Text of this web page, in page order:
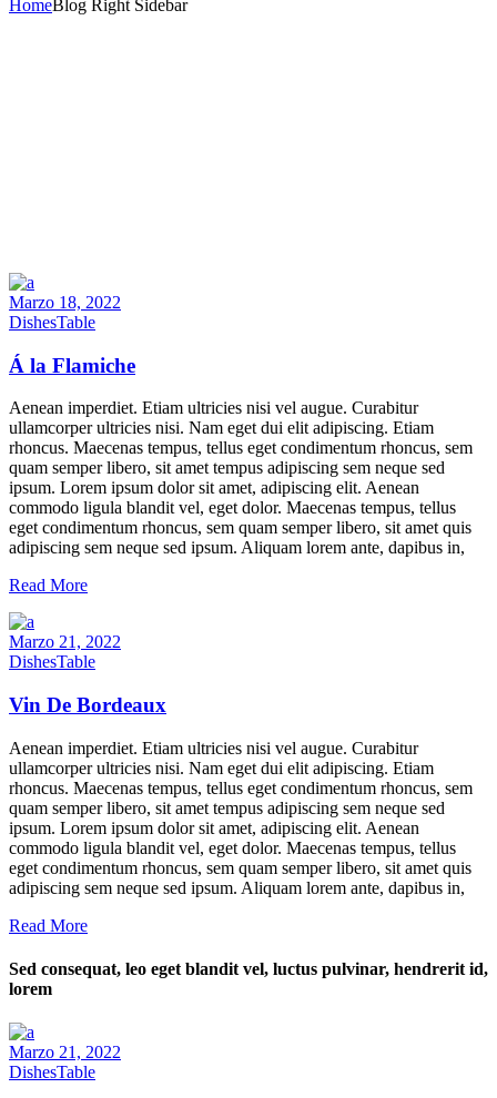
HomeBlog Right Sidebar
Marzo 18, 2022
DishesTable
Á la Flamiche
Aenean imperdiet. Etiam ultricies nisi vel augue. Curabitur
ullamcorper ultricies nisi. Nam eget dui elit adipiscing. Etiam
rhoncus. Maecenas tempus, tellus eget condimentum rhoncus, sem
quam semper libero, sit amet tempus adipiscing sem neque sed
ipsum. Lorem ipsum dolor sit amet, adipiscing elit. Aenean
commodo ligula blandit vel, eget dolor. Maecenas tempus, tellus
eget condimentum rhoncus, sem quam semper libero, sit amet quis
adipiscing sem neque sed ipsum. Aliquam lorem ante, dapibus in,
Read More
Marzo 21, 2022
DishesTable
Vin De Bordeaux
Aenean imperdiet. Etiam ultricies nisi vel augue. Curabitur
ullamcorper ultricies nisi. Nam eget dui elit adipiscing. Etiam
rhoncus. Maecenas tempus, tellus eget condimentum rhoncus, sem
quam semper libero, sit amet tempus adipiscing sem neque sed
ipsum. Lorem ipsum dolor sit amet, adipiscing elit. Aenean
commodo ligula blandit vel, eget dolor. Maecenas tempus, tellus
eget condimentum rhoncus, sem quam semper libero, sit amet quis
adipiscing sem neque sed ipsum. Aliquam lorem ante, dapibus in,
Read More
Sed consequat, leo eget blandit vel, luctus pulvinar, hendrerit id,
lorem
Marzo 21, 2022
DishesTable